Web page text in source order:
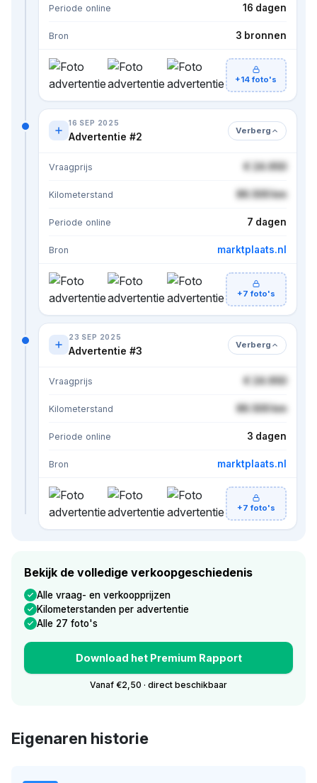
Periode online 16 dagen
Bron 3 bronnen
+14 foto's
16 SEP 2025
Advertentie #2 Verberg
Vraagprijs € 24.950
Kilometerstand 86.500 km
Periode online 7 dagen
Bron marktplaats.nl
+7 foto's
23 SEP 2025
Advertentie #3 Verberg
Vraagprijs € 24.950
Kilometerstand 86.500 km
Periode online 3 dagen
Bron marktplaats.nl
+7 foto's
Bekijk de volledige verkoopgeschiedenis
Alle vraag- en verkoopprijzen
Kilometerstanden per advertentie
Alle 27 foto's
Download het Premium Rapport
Vanaf €2,50 · direct beschikbaar
Eigenaren historie